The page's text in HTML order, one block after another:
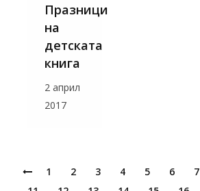
Празници
на
детската
книга
2 април
2017
1 2 3 4 5 6 7